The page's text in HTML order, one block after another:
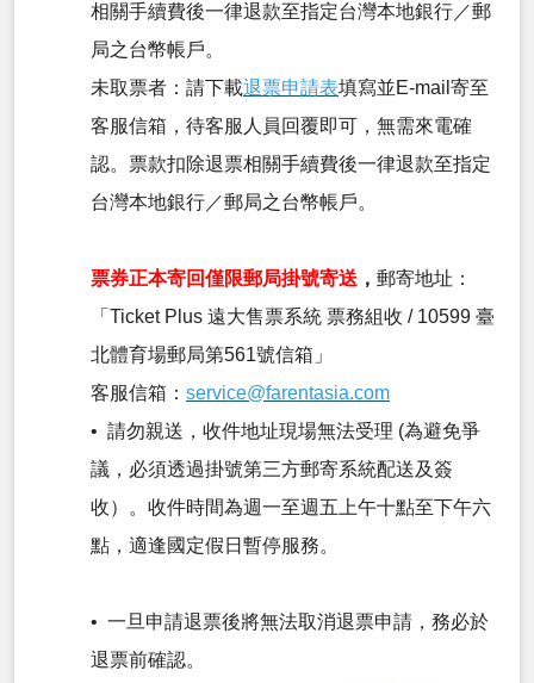
相關手續費後一律退款至指定台灣本地銀行／郵
局之台幣帳戶。
未取票者：請下載退票申請表填寫並E-mail寄至
客服信箱，待客服人員回覆即可，無需來電確
認。票款扣除退票相關手續費後一律退款至指定
台灣本地銀行／郵局之台幣帳戶。
票券正本寄回僅限郵局掛號寄送 ， 郵寄地址：
「Ticket Plus 遠大售票系統 票務組收 / 10599 臺
北體育場郵局第561號信箱」
客服信箱： service@farentasia.com
• 請勿親送，收件地址現場無法受理 (為避免爭
議，必須透過掛號第三方郵寄系統配送及簽
收）。收件時間為週一至週五上午十點至下午六
點，適逢國定假日暫停服務。
• 一旦申請退票後將無法取消退票申請，務必於
退票前確認。